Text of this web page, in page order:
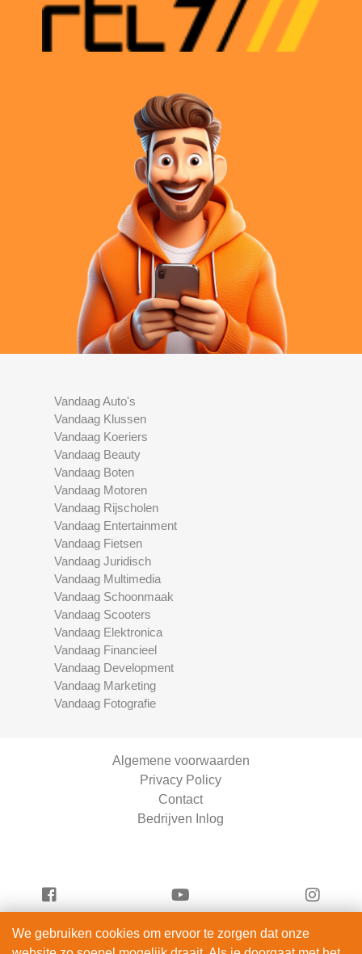
Vandaag Auto's
Vandaag Klussen
Vandaag Koeriers
Vandaag Beauty
Vandaag Boten
Vandaag Motoren
Vandaag Rijscholen
Vandaag Entertainment
Vandaag Fietsen
Vandaag Juridisch
Vandaag Multimedia
Vandaag Schoonmaak
Vandaag Scooters
Vandaag Elektronica
Vandaag Financieel
Vandaag Development
Vandaag Marketing
Vandaag Fotografie
Algemene voorwaarden
Privacy Policy
Contact
Bedrijven Inlog
Serviceright Schoonmaak is onderdeel van
We gebruiken cookies om ervoor te zorgen dat onze